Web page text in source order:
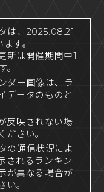
は、2025.08.21
す。
新は開催期間中1
。
ダー画像は、ラ
データのものと
反映されない場
ださい。
の通信状況によ
されるランキン
が異なる場合が
い。